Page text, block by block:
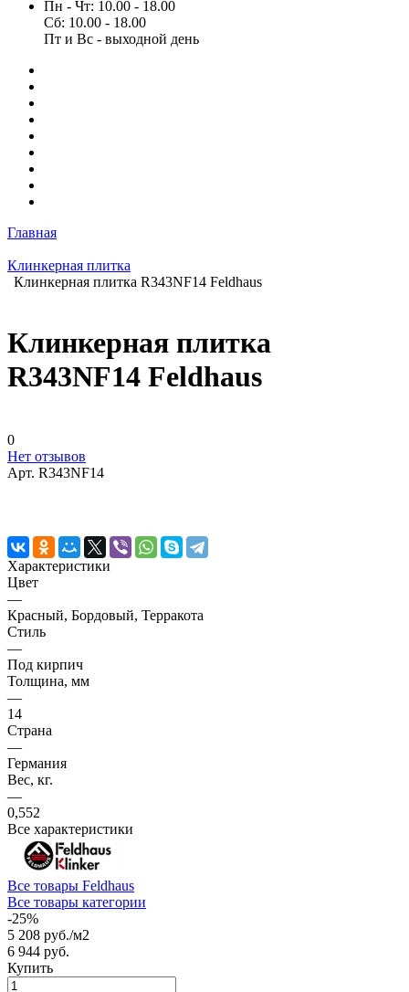
Пн - Чт: 10.00 - 18.00
Сб: 10.00 - 18.00
Пт и Вс - выходной день
Главная
Клинкерная плитка
Клинкерная плитка R343NF14 Feldhaus
Клинкерная плитка
R343NF14 Feldhaus
0
Нет отзывов
Арт. R343NF14
Характеристики
Цвет
—
Красный, Бордовый, Терракота
Стиль
—
Под кирпич
Толщина, мм
—
14
Страна
—
Германия
Вес, кг.
—
0,552
Все характеристики
Все товары Feldhaus
Все товары категории
-25%
5 208 руб./м2
6 944 руб.
Купить